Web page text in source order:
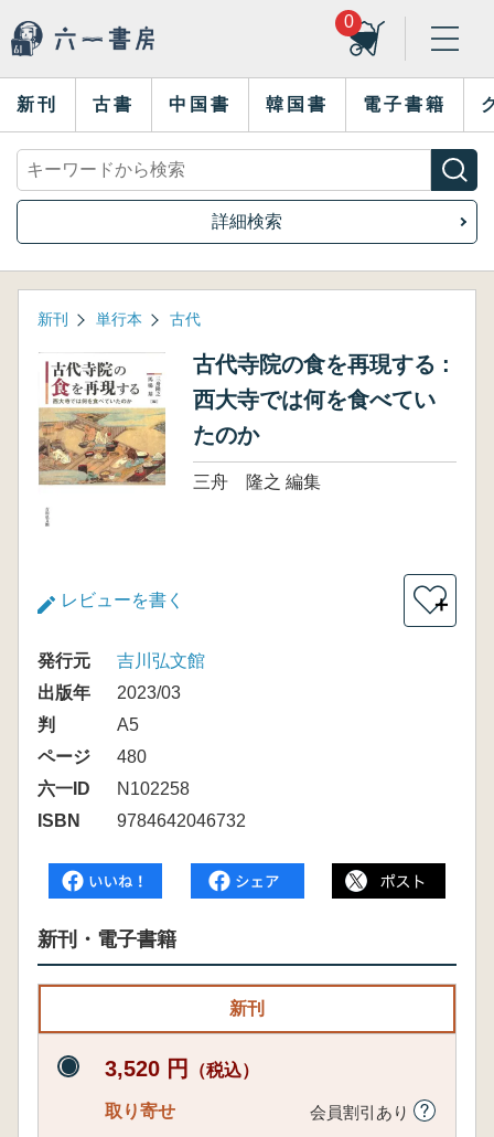
0
新刊 古書 中国書 韓国書 電子書籍
詳細検索
新刊 単行本 古代
古代寺院の食を再現する :
西大寺では何を食べてい
たのか
三舟 隆之 編集
レビューを書く ＋
発行元
吉川弘文館
出版年
2023/03
判
A5
ページ
480
六一ID
N102258
ISBN
9784642046732
新刊・電子書籍
新刊
3,520 円 （税込）
取り寄せ 会員割引あり